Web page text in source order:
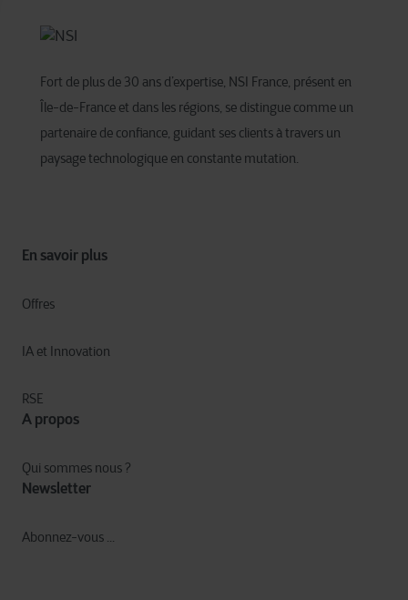
Fort de plus de 30 ans d’expertise, NSI France, présent en
Île-de-France et dans les régions, se distingue comme un
partenaire de confiance, guidant ses clients à travers un
paysage technologique en constante mutation. ​
En savoir plus
Offres
IA et Innovation​
RSE
A propos
Qui sommes nous ?
Newsletter
Abonnez-vous ...